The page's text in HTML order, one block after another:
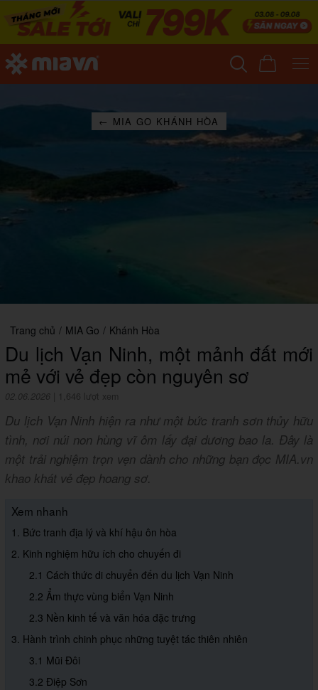
← MIA GO KHÁNH HÒA
Trang chủ / MIA Go / Khánh Hòa
Du lịch Vạn Ninh, một mảnh đất mới
mẻ với vẻ đẹp còn nguyên sơ
02.06.2026 1,646 lượt xem
Du lịch Vạn Ninh hiện ra như một bức tranh sơn thủy hữu
tình, nơi núi non hùng vĩ ôm lấy đại dương bao la. Đây là
một trải nghiệm trọn vẹn dành cho những bạn đọc MIA.vn
khao khát vẻ đẹp hoang sơ.
Xem nhanh
1. Bức tranh địa lý và khí hậu ôn hòa
2. Kinh nghiệm hữu ích cho chuyến đi
2.1 Cách thức di chuyển đến du lịch Vạn Ninh
2.2 Ẩm thực vùng biển Vạn Ninh
2.3 Nền kinh tế và văn hóa đặc trưng
3. Hành trình chinh phục những tuyệt tác thiên nhiên
3.1 Mũi Đôi
3.2 Điệp Sơn